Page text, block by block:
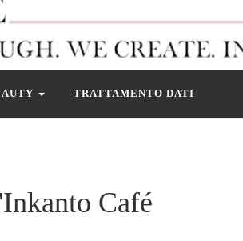
TRATTAMENTO DATI
Café